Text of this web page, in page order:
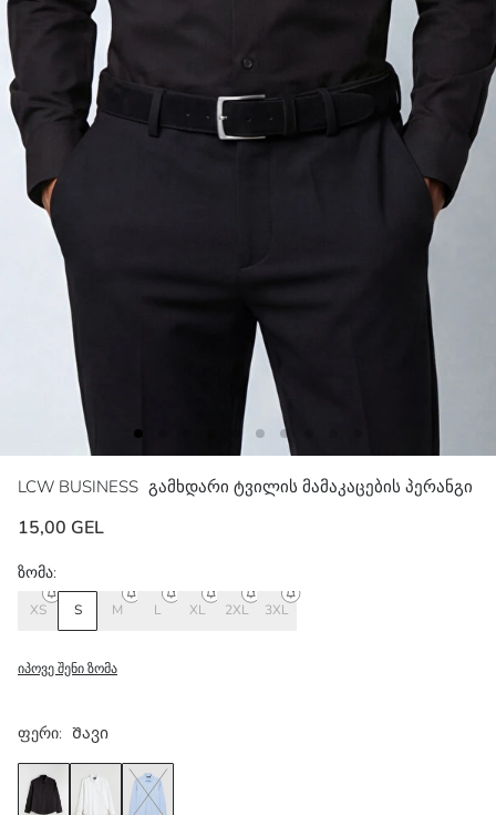
LCW BUSINESS გამხდარი ტვილის მამაკაცების პერანგი
15,00 GEL
ფერი: Შავი
ზომა:
XS S M L XL 2XL 3XL
იპოვე შენი ზომა